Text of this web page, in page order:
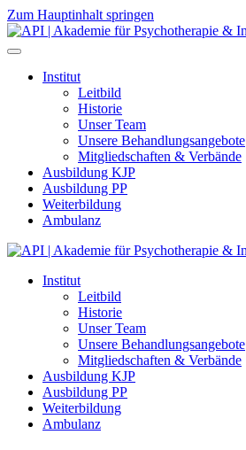
Zum Hauptinhalt springen
Institut
Leitbild
Historie
Unser Team
Unsere Behandlungsangebote
Mitgliedschaften & Verbände
Ausbildung KJP
Ausbildung PP
Weiterbildung
Ambulanz
Institut
Leitbild
Historie
Unser Team
Unsere Behandlungsangebote
Mitgliedschaften & Verbände
Ausbildung KJP
Ausbildung PP
Weiterbildung
Ambulanz